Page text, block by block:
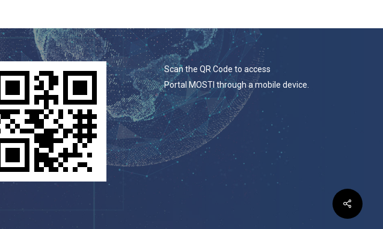
Scan the QR Code to access
Portal MOSTI through a mobile device.